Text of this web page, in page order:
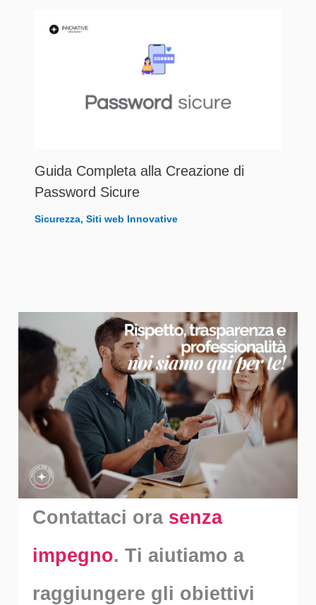
Guida Completa alla Creazione di
Password Sicure
Sicurezza, Siti web Innovative
Contattaci ora senza
impegno. Ti aiutiamo a
raggiungere gli obiettivi